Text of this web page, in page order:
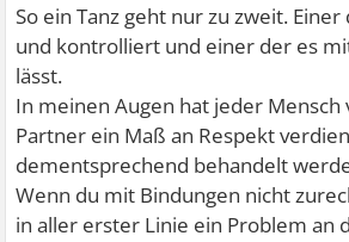
So ein Tanz geht nur zu zweit.
und kontrolliert und einer der es
lässt.
In meinen Augen hat jeder Mensch
Partner ein Maß an Respekt
dementsprechend behandelt
Wenn du mit Bindungen nicht
in aller erster Linie ein Problem an